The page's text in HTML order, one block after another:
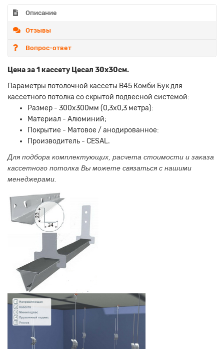
Описание
Отзывы
Вопрос-ответ
Цена за 1 кассету Цесал 30х30см.
Параметры потолочной кассеты В45 Комби Бук для
кассетного потолка со скрытой подвесной системой:
Размер - 300х300мм (0,3х0,3 метра):
Материал - Алюминий;
Покрытие - Матовое / анодированное:
Производитель - CESAL.
Для подбора комплектующих, расчета стоимости и заказа
кассетного потолка Вы можете связаться с нашими
менеджерами.